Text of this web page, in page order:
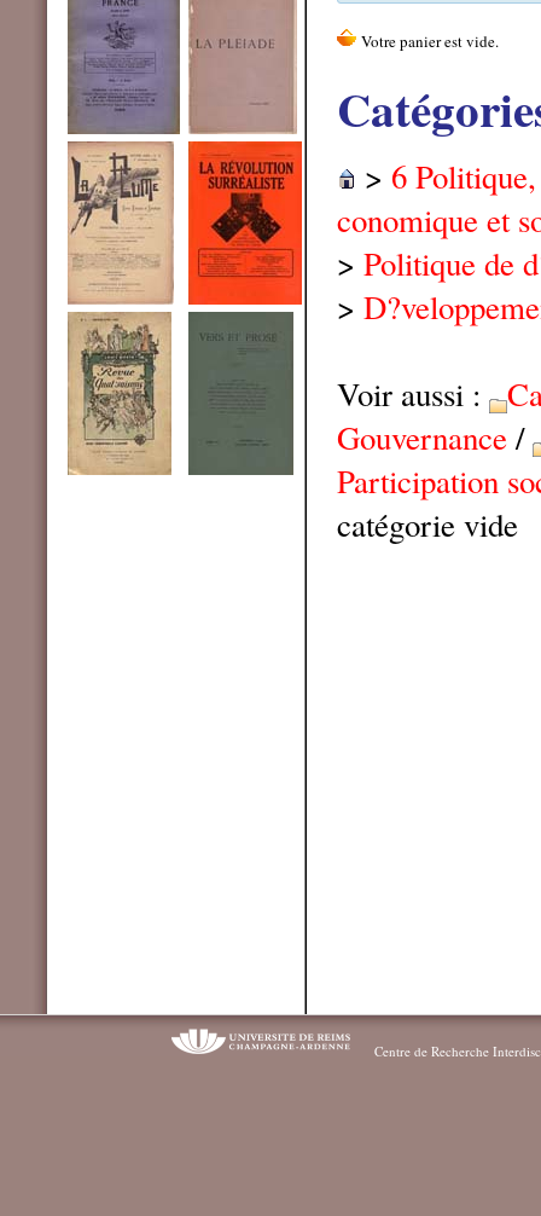
> 6
conomique et
> Politique de
>
Voir aussi :
Gouvernance/
Participation
catégorie vide
Centre de Recherche